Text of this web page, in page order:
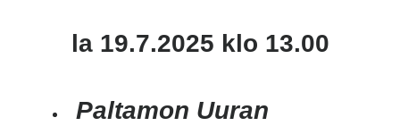
la 19.7.2025 klo 13.00
Paltamon Uuran